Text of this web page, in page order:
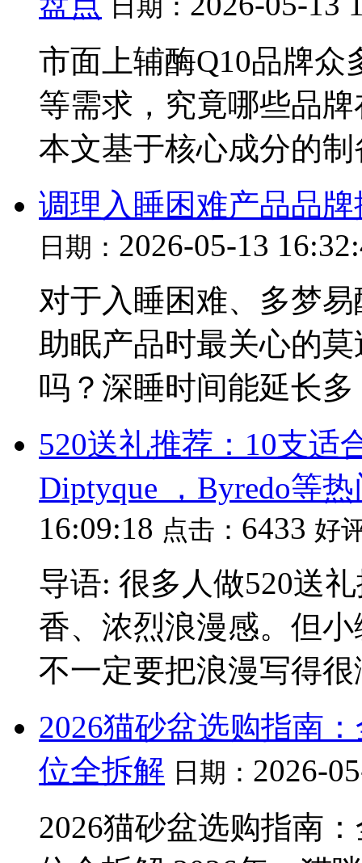
日期：
市面上辅酶Q10品牌
等需求，究竟哪些品
本文基于核心成分的制
调理入睡困难产品品
日期： 2026-05-13
对于入睡困难、多梦
助眠产品时最关心的
吗？深睡时间能延长多
520送礼推荐：10支适
Diptyque ，Byredo等
16:09:18 点击： 6433 好
导语: 很多人做520送
香、浓烈浪漫感。但
不一定要把浪漫写得很
2026猫砂盆选购指南
位全拆解 日期： 2026-
2026猫砂盆选购指南